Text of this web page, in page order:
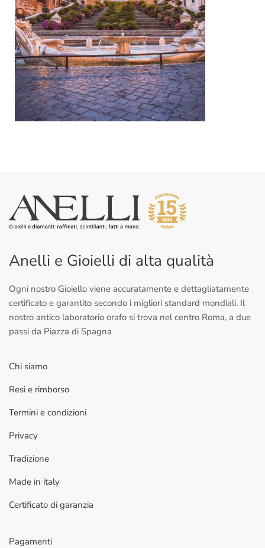
Anelli e Gioielli di alta qualità
Ogni nostro Gioiello viene accuratamente e dettagliatamente
certificato e garantito secondo i migliori standard mondiali. Il
nostro antico laboratorio orafo si trova nel centro Roma, a due
passi da Piazza di Spagna
Chi siamo
Resi e rimborso
Termini e condizioni
Privacy
Tradizione
Made in italy
Certificato di garanzia
Pagamenti